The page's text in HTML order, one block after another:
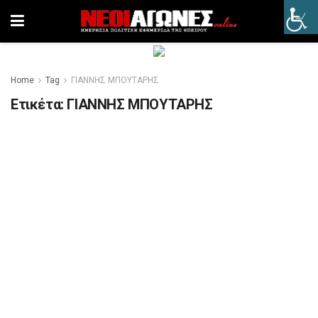
Home Tag ΓΙΑΝΝΗΣ ΜΠΟΥΤΑΡΗΣ
Ετικέτα: ΓΙΑΝΝΗΣ ΜΠΟΥΤΑΡΗΣ